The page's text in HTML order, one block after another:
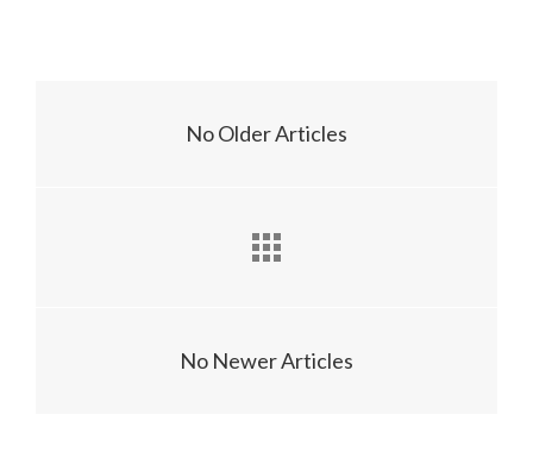
No Older Articles
No Newer Articles